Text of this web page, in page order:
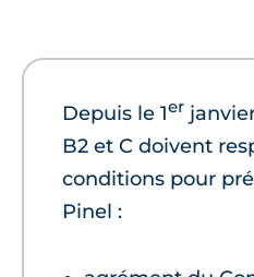
Depuis le 1er
B2 et C doivent
conditions pour
Pinel :